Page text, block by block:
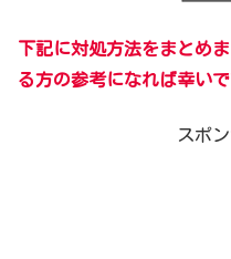
下記に対処方法をまとめ
る方の参考になれば幸いで
スポ